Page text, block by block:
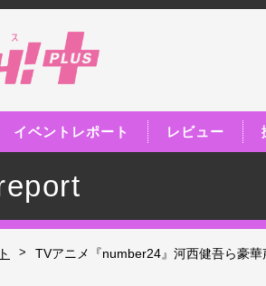
イベントレポート レビュー
> TVアニメ『number24』河西健吾ら豪